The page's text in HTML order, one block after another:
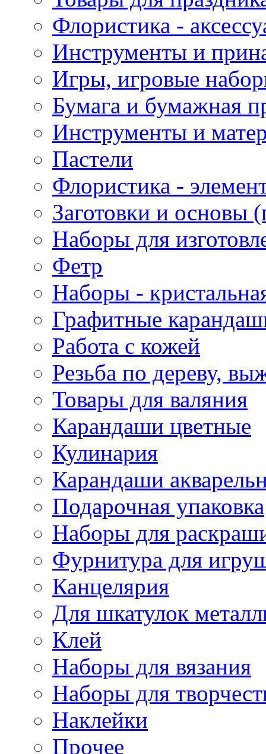
Флористика -
Инструменты и
Игры, игровые
Бумага и бумажная
Инструменты и
Пастели
Флористика -
Заготовки и основы
Наборы для
Фетр
Наборы -
Графитные
Работа с кожей
Резьба по дереву,
Товары для валяния
Карандаши цветные
Кулинария
Карандаши
Подарочная упаковка
Наборы для
Фурнитура для
Канцелярия
Для шкатулок
Клей
Наборы для вязания
Наборы для
Наклейки
Прочее